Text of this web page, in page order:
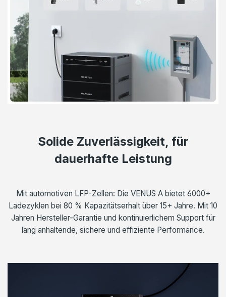
Solide Zuverlässigkeit, für
dauerhafte Leistung
Mit automotiven LFP-Zellen: Die VENUS A bietet 6000+
Ladezyklen bei 80 % Kapazitätserhalt über 15+ Jahre. Mit 10
Jahren Hersteller-Garantie und kontinuierlichem Support für
lang anhaltende, sichere und effiziente Performance.